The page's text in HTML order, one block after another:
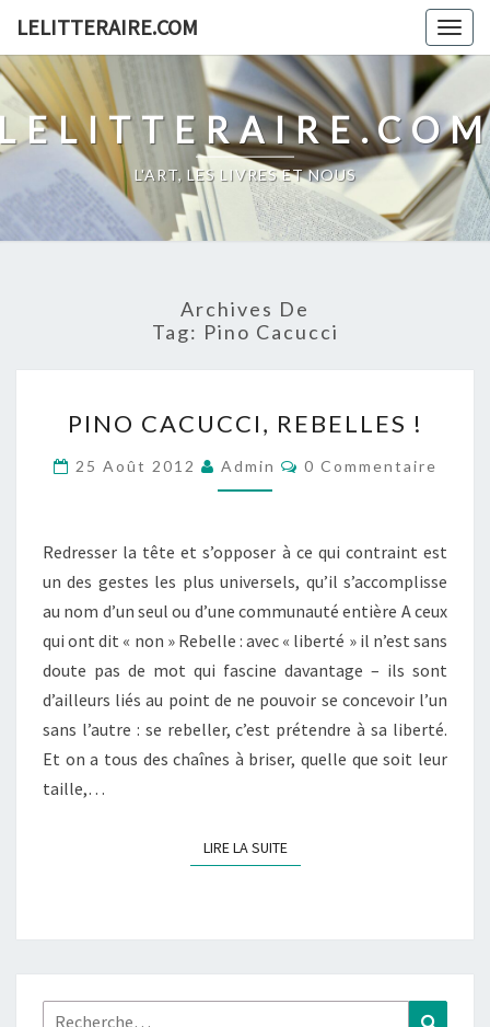
content
LELITTERAIRE.COM
L'ART, LES LIVRES ET NOUS
Archives De
Tag: Pino Cacucci
CACUCCI,
REBELLES
!
PINO CACUCCI, REBELLES !
25 Août 2012 Admin Commentaires
0 Commentaire
Redresser la tête et s’opposer à ce qui contraint est
un des gestes les plus universels, qu’il s’accomplisse
au nom d’un seul ou d’une communauté entière A ceux
qui ont dit « non » Rebelle : avec « liberté » il n’est sans
doute pas de mot qui fascine davantage – ils sont
d’ailleurs liés au point de ne pouvoir se concevoir l’un
sans l’autre : se rebeller, c’est prétendre à sa liberté.
Et on a tous des chaînes à briser, quelle que soit leur
taille,…
LIRE LA SUITELIRE LA SUITE
Rechercher :